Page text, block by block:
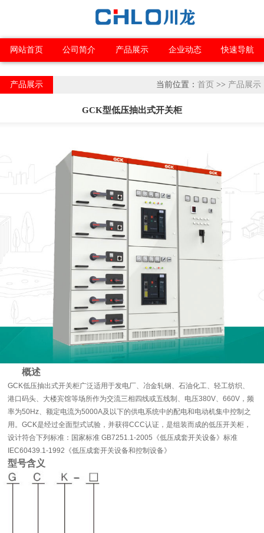
网站首页 公司简介 产品展示 企业动态 快速导航
当前位置： 首页 >> 产品展示
产品展示
GCK型低压抽出式开关柜
概述
GCK低压抽出式开关柜广泛适用于发电厂、冶金轧钢、石油化工、轻工纺织、
港口码头、大楼宾馆等场所作为交流三相四线或五线制、电压380V、660V，频
率为50Hz、额定电流为5000A及以下的供电系统中的配电和电动机集中控制之
用。GCK是经过全面型式试验，并获得CCC认证，是组装而成的低压开关柜，
设计符合下列标准：国家标准 GB7251.1-2005《低压成套开关设备》标准
IEC60439.1-1992《低压成套开关设备和控制设备》
型号含义